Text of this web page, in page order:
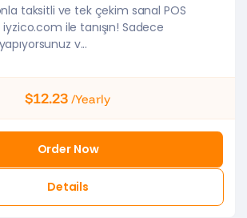
taksitli ve tek çekim sanal POS
ile tanışın! Sadece
v...
$12.23 /Yearly
Order Now
Details